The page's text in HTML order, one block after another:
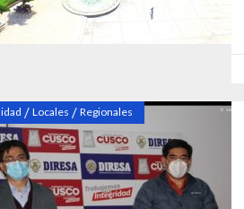
/ Locales / Regionales